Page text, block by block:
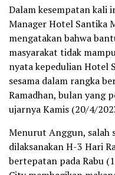
Dalam kesempatan kali
Manager Hotel Santika
mengatakan bahwa
masyarakat tidak
nyata kepedulian Hotel
sesama dalam rangka
Ramadhan, bulan yang
ujarnya Kamis (20/4/
Menurut Anggun, salah
dilaksanakan H-3 Hari
bertepatan pada Rabu